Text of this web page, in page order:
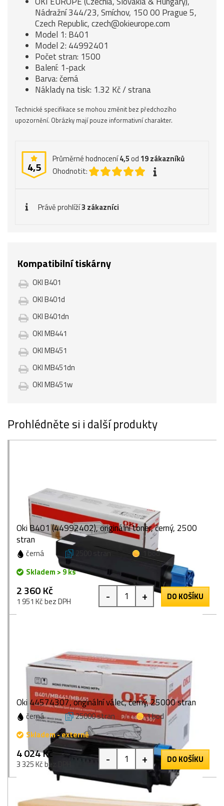
Nádražní 344/23, Smíchov, 150 00 Prague 5,
Czech Republic, czech@okieurope.com
Model 1: B401
Model 2: 44992401
Počet stran: 1500
Balení: 1-pack
Barva: černá
Náklady na tisk: 1.32 Kč / strana
Technické specifikace se mohou změnit bez předchozího
upozornění. Obrázky mají pouze informativní charakter.
4,5
Průměrné hodnocení4,5od 19zákazníků
Ohodnotit:
Právě prohlíží3 zákazníci
Kompatibilní tiskárny
OKI B401
OKI B401d
OKI B401dn
OKI MB441
OKI MB451
OKI MB451dn
OKI MB451w
Prohlédněte si i další produkty
Oki B401 (44992402), originální toner, černý, 2500
stran
černá 2500 stran
1 bod
Skladem > 9 ks
2 360 Kč
1 951 Kč bez DPH - + DO KOŠÍKU
Oki 44574307, originální válec, černý, 25000 stran
černá 25000 stran
1 bod
Skladem - externě
4 024 Kč
3 325 Kč bez DPH - + DO KOŠÍKU